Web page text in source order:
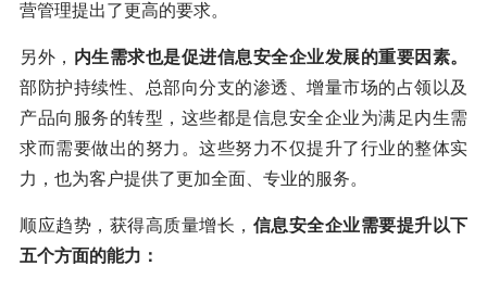
营管理提出了更高的要求。
另外， 内生需求也是促进信息安全企业发展的重要因素。
部防护持续性、总部向分支的渗透、增量市场的占领以及
产品向服务的转型，这些都是信息安全企业为满足内生需
求而需要做出的努力。这些努力不仅提升了行业的整体实
力，也为客户提供了更加全面、专业的服务。
顺应趋势，获得高质量增长， 信息安全企业需要提升以下
五个方面的能力：